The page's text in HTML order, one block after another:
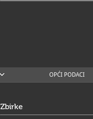
OPĆI PODACI
Zbirke